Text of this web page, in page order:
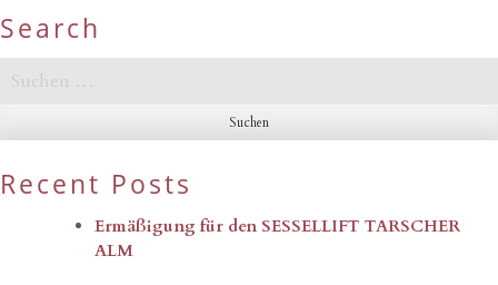
Search
Suchen
nach:
Recent Posts
Ermäßigung für den SESSELLIFT TARSCHER
ALM